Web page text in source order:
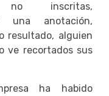
no inscritas,
una anotación,
resultado, alguien
ve recortados sus
ha habido